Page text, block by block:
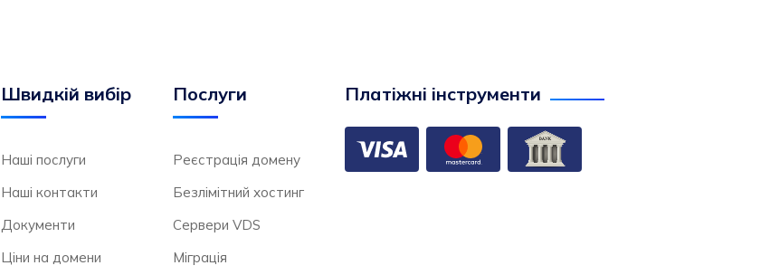
Швидкій вибір
Наші послуги
Наші контакти
Документи
Ціни на домени
Послуги
Реєстрація домену
Безлімітний хостинг
Сервери VDS
Міграція
Платіжні інструменти